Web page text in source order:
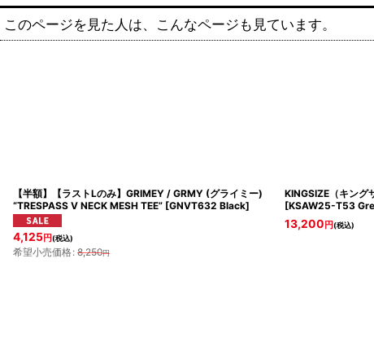
このページを見た人は、こんなページも見ています。
【半額】【ラストLのみ】GRIMEY / GRMY (グライミー)
“TRESPASS V NECK MESH TEE” [GNVT632 Black]
4,125円(税込)
希望小売価格: 8,250円
KINGSIZE（キング
[KSAW25-T53
13,200 円(税込)